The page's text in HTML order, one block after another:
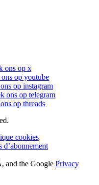
ons op x
op youtube
op instagram
ons op telegram
op threads
cookies
d’abonnement
and the Google Privacy